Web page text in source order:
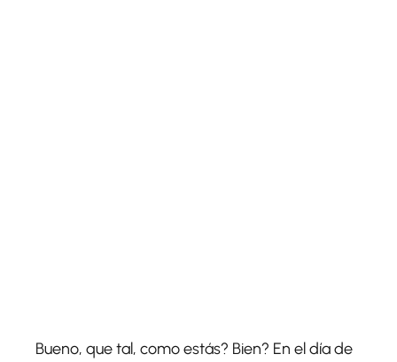
Bueno, que tal, como estás? Bien? En el día de